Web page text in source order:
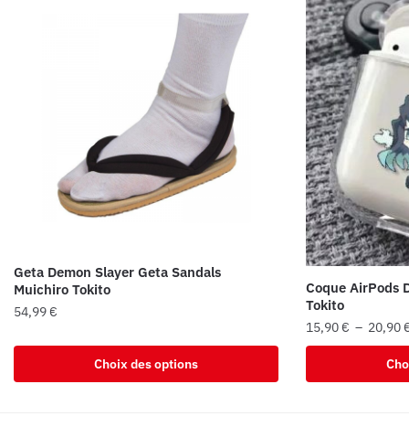
Geta Demon Slayer Geta Sandals
Muichiro Tokito
54,99€
Choix des options
Ce
a
Coque AirPods
Tokito
15,90€ – 20,90
produit